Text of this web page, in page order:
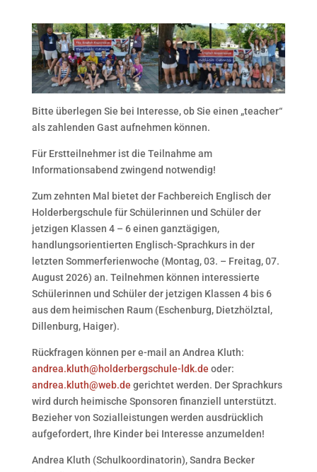
Bitte überlegen Sie bei Interesse, ob Sie einen „teacher“
als zahlenden Gast aufnehmen können.
Für Erstteilnehmer ist die Teilnahme am
Informationsabend zwingend notwendig!
Zum zehnten Mal bietet der Fachbereich Englisch der
Holderbergschule für Schülerinnen und Schüler der
jetzigen Klassen 4 – 6 einen ganztägigen,
handlungsorientierten Englisch-Sprachkurs in der
letzten Sommerferienwoche (Montag, 03. – Freitag, 07.
August 2026) an. Teilnehmen können interessierte
Schülerinnen und Schüler der jetzigen Klassen 4 bis 6
aus dem heimischen Raum (Eschenburg, Dietzhölztal,
Dillenburg, Haiger).
Rückfragen können per e-mail an Andrea Kluth:
andrea.kluth@holderbergschule-ldk.de oder:
andrea.kluth@web.de gerichtet werden. Der Sprachkurs
wird durch heimische Sponsoren finanziell unterstützt.
Bezieher von Sozialleistungen werden ausdrücklich
aufgefordert, Ihre Kinder bei Interesse anzumelden!
Andrea Kluth (Schulkoordinatorin), Sandra Becker